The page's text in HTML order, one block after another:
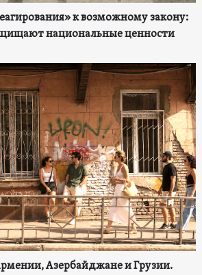
к возможному закону:
национальные ценности
Азербайджане и Грузии.